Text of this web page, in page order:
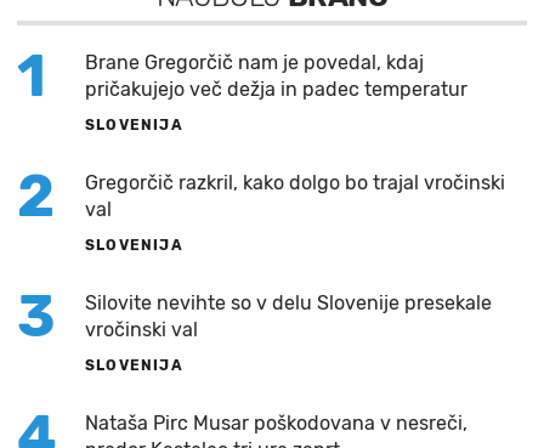
1
Brane Gregorčič nam je povedal, kdaj
pričakujejo več dežja in padec temperatur
SLOVENIJA
2
Gregorčič razkril, kako dolgo bo trajal vročinski
val
SLOVENIJA
3
Silovite nevihte so v delu Slovenije presekale
vročinski val
SLOVENIJA
Nataša Pirc Musar poškodovana v nesreči,